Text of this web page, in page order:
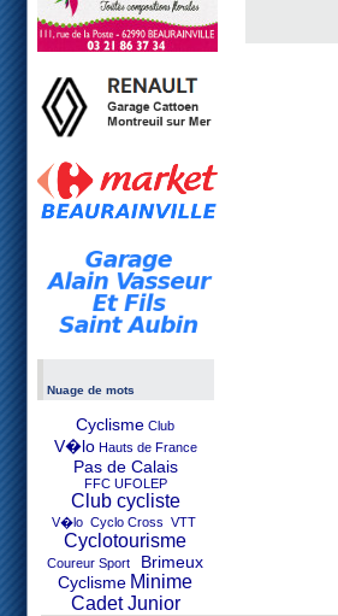
Nuage de mots
Cyclisme Club
V�lo Hauts de France
Pas de Calais
FFC UFOLEP
Club cycliste
V�lo Cyclo Cross VTT
Cyclotourisme
Coureur Sport Brimeux
Cyclisme Minime
Cadet Junior